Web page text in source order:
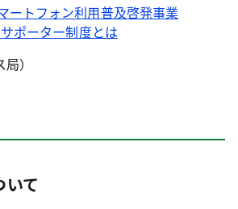
ートフォン利用普及啓発事業
ポーター制度とは
）
て